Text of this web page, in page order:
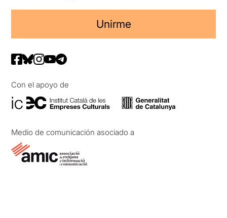
Unirme
Con el apoyo de
Medio de comunicación asociado a